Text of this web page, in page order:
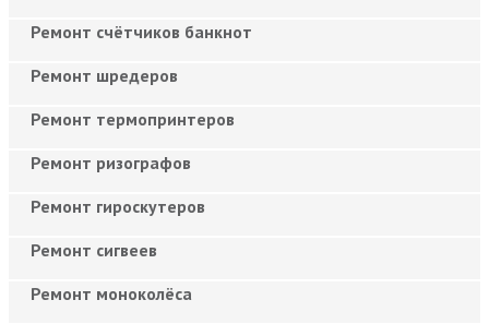
Ремонт счётчиков банкнот
Ремонт шредеров
Ремонт термопринтеров
Ремонт ризографов
Ремонт гироскутеров
Ремонт сигвеев
Ремонт моноколёса